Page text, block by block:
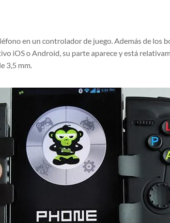
en un controlador de juego. Además de los
iOS o Android, su parte aparece y está
3,5 mm.